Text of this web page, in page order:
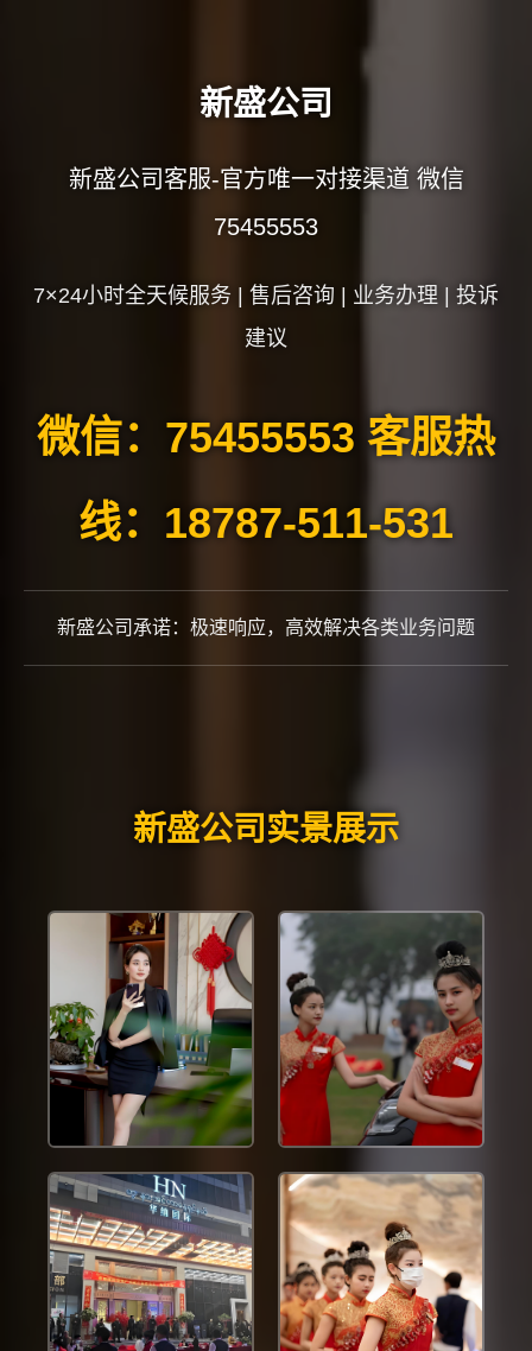
新盛公司
新盛公司客服-官方唯一对接渠道 微信
75455553
7×24小时全天候服务 | 售后咨询 | 业务办理 | 投诉
建议
微信：75455553 客服热
线：18787-511-531
新盛公司承诺：极速响应，高效解决各类业务问题
新盛公司实景展示